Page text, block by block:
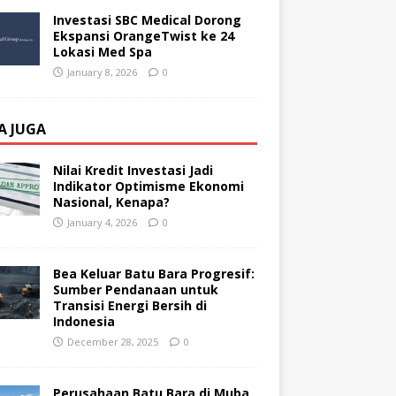
Investasi SBC Medical Dorong
Ekspansi OrangeTwist ke 24
Lokasi Med Spa
January 8, 2026 0
JUGA
Nilai Kredit Investasi Jadi
Indikator Optimisme Ekonomi
Nasional, Kenapa?
January 4, 2026 0
Bea Keluar Batu Bara Progresif:
Sumber Pendanaan untuk
Transisi Energi Bersih di
Indonesia
December 28, 2025 0
Perusahaan Batu Bara di Muba